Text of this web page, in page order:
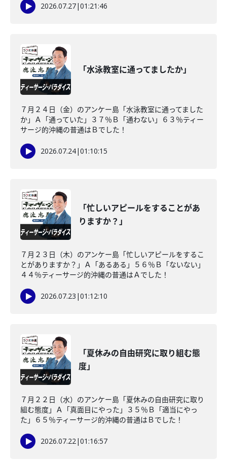
2026.07.27|01:21:46
「水泳教室に通ってましたか」
７月２４日（金）のアンケー島「水泳教室に通ってました
か」Ａ「通っていた」３７％Ｂ「通わない」６３％ティー
サージ的沖縄の普通はＢでした！
2026.07.24|01:10:15
「忙しいアピールをすることがあ
りますか？」
７月２３日（木）のアンケー島「忙しいアピールをするこ
とがありますか？」Ａ「あるある」５６％Ｂ「ないない」
４４％ティーサージ的沖縄の普通はＡでした！
2026.07.23 |01:12:10
「夏休みの自由研究に取り組む態
度」
７月２２日（水）のアンケー島「夏休みの自由研究に取り
組む態度」Ａ「真面目にやった」３５％Ｂ「適当にやっ
た」６５％ティーサージ的沖縄の普通はＢでした！
2026.07.22|01:16:57